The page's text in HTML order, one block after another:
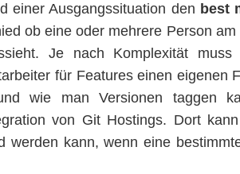
einer Ausgangssituation den best
ob eine oder mehrere Person
Je nach Komplexität
für Features einen eigenen
wie man Versionen taggen
von Git Hostings. Dort
werden kann, wenn eine